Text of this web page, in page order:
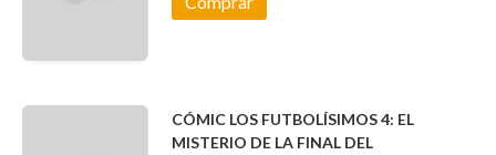
CÓMIC LOS FUTBOLÍSIMOS 4: EL
MISTERIO DE LA FINAL DEL